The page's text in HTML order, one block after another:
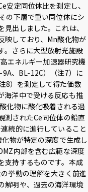
安定同位体比を測定し、
の下層で重い同位体にシ
出しました。これは、
映しており、Mn酸化物が
。さらに大型放射光施設
エネルギー加速器研究機
、BL-12C）（注7）に
8）を測定して得た価数
海洋中で受ける反応も推
化物に酸化吸着される過
測されたCe同位体の鉛直
続的に進行していること
物が特定の深度で生成し
内部を含む広範な深度
支持するものです。本成
挙動の理解を大きく前進
解明や、過去の海洋環境